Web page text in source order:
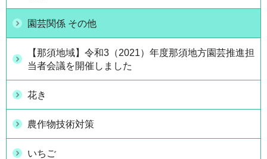
園芸関係 その他
【那須地域】令和3（2021）年度那須地方園芸推進担
当者会議を開催しました
花き
農作物技術対策
いちご